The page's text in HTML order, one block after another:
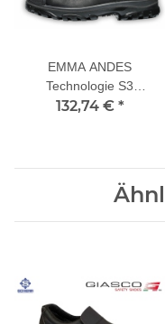
EMMA ANDES
Technologie S3
Sicherheitsschuhe
132,74 € *